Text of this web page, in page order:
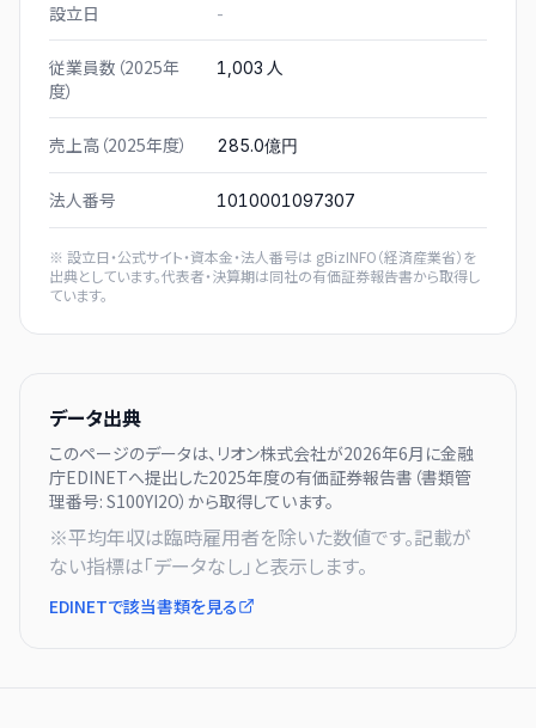
設立日 -
従業員数（2025年
度）
1,003 人
売上高（2025年度） 285.0億円
法人番号 1010001097307
※ 設立日・公式サイト・資本金・法人番号は gBizINFO（経済産業省）を
出典としています。代表者・決算期は同社の有価証券報告書から取得し
ています。
データ出典
このページのデータは、 リオン株式会社が2026年6月に金融
庁EDINETへ提出した2025年度の有価証券報告書（書類管
理番号: S100YI2O）から取得しています。
※平均年収は臨時雇用者を除いた数値です。記載が
ない指標は「データなし」と表示します。
EDINETで該当書類を見る